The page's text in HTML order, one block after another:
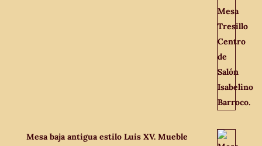
Mesa baja antigua estilo Luis XV. Mueble